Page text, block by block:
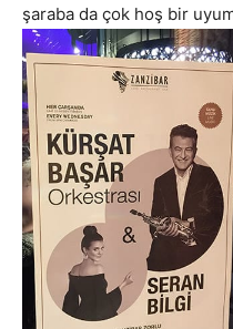
şaraba da çok hoş bir